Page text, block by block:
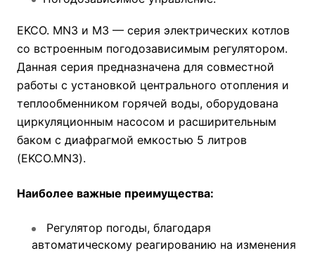
EKCO. MN3 и M3 — серия электрических котлов
со встроенным погодозависимым регулятором.
Данная серия предназначена для совместной
работы с установкой центрального отопления и
теплообменником горячей воды, оборудована
циркуляционным насосом и расширительным
баком с диафрагмой емкостью 5 литров
(EKCO.MN3).
Наиболее важные преимущества:
Регулятор погоды, благодаря
автоматическому реагированию на изменения